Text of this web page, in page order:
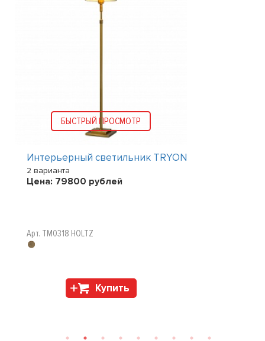
БЫСТРЫЙ ПРОСМОТР
Интерьерный светильник TRYON
2 варианта
Цена: 79800 рублей
Арт. TM0318 HOLTZ
Купить